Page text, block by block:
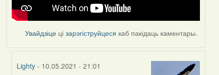
Увайдзіце цізарэгіструйцеся каб пакідаць каментары.
Lighty - 10.05.2021 - 21:01